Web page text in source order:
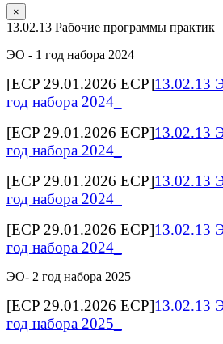
×
13.02.13 Рабочие программы практик
ЭО - 1 год набора 2024
[ECP 29.01.2026 ECP]13.02.13
год набора 2024_
[ECP 29.01.2026 ECP]13.02.13
год набора 2024_
[ECP 29.01.2026 ECP]13.02.13
год набора 2024_
[ECP 29.01.2026 ECP]13.02.13
год набора 2024_
ЭО- 2 год набора 2025
[ECP 29.01.2026 ECP]13.02.13
год набора 2025_